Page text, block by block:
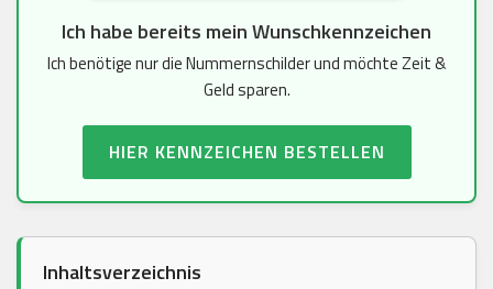
Ich habe bereits mein Wunschkennzeichen
Ich benötige nur die Nummernschilder und möchte Zeit &
Geld sparen.
HIER KENNZEICHEN BESTELLEN
Inhaltsverzeichnis